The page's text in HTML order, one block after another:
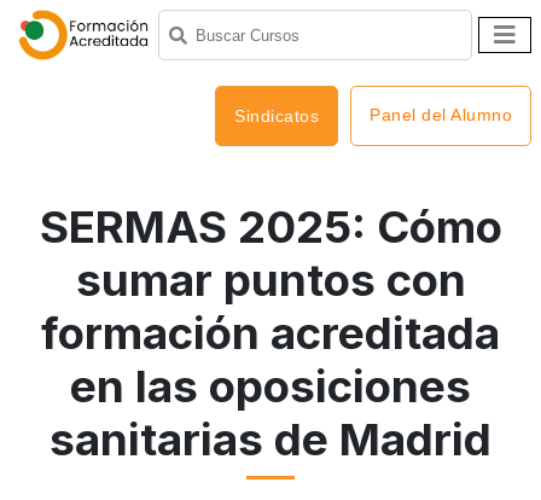
Sindicatos Panel del Alumno
SERMAS 2025: Cómo
sumar puntos con
formación acreditada
en las oposiciones
sanitarias de Madrid